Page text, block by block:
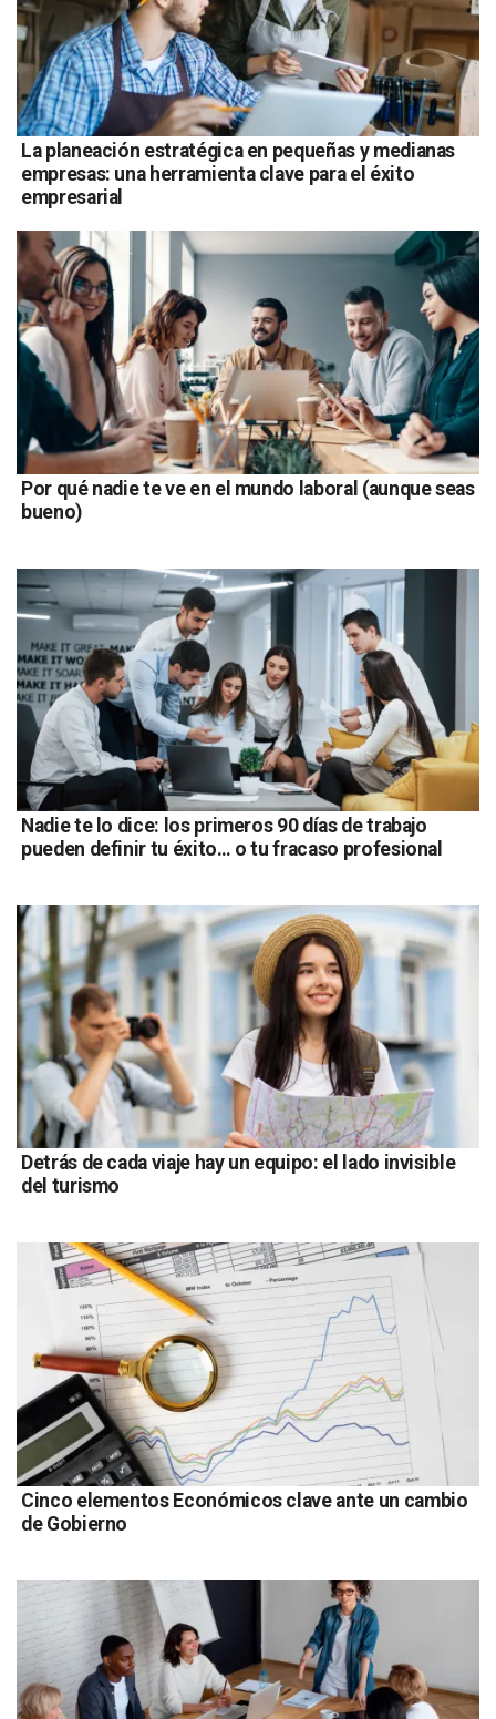
La planeación estratégica en pequeñas y medianas
empresas: una herramienta clave para el éxito
empresarial
Por qué nadie te ve en el mundo laboral (aunque seas
bueno)
Nadie te lo dice: los primeros 90 días de trabajo
pueden definir tu éxito… o tu fracaso profesional
Detrás de cada viaje hay un equipo: el lado invisible
del turismo
Cinco elementos Económicos clave ante un cambio
de Gobierno